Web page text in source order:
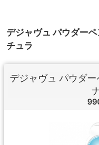
デジャヴュ パウダー
チュラ
デジャヴュ パウダ